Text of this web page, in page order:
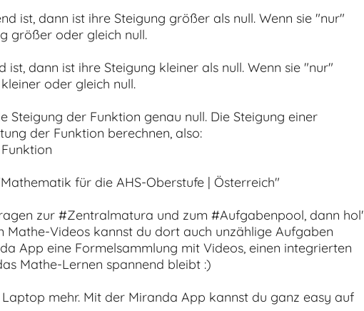
ist, dann ist ihre Steigung größer als null. Wenn sie "nur"
größer oder gleich null.
dann ist ihre Steigung kleiner als null. Wenn sie "nur"
oder gleich null.
Steigung der Funktion genau null. Die Steigung einer
der Funktion berechnen, also:
für die AHS-Oberstufe | Österreich"
zur #Zentralmatura und zum #Aufgabenpool, dann hol'
Mathe-Videos kannst du dort auch unzählige Aufgaben
App eine Formelsammlung mit Videos, einen integrierten
Mathe-Lernen spannend bleibt :)
mehr. Mit der Miranda App kannst du ganz easy auf